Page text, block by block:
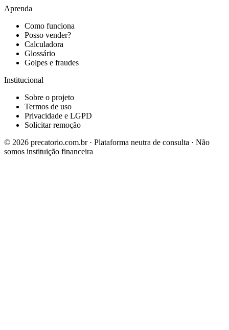
Aprenda
Como funciona
Posso vender?
Calculadora
Glossário
Golpes e fraudes
Institucional
Sobre o projeto
Termos de uso
Privacidade e LGPD
Solicitar remoção
© 2026 precatorio.com.br · Plataforma neutra de consulta · Não
somos instituição financeira